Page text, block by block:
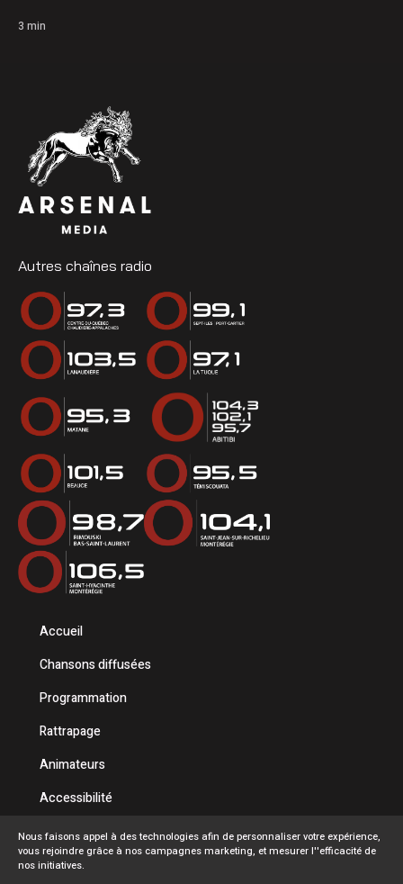
3 min
Autres chaînes radio
Accueil
Chansons diffusées
Programmation
Rattrapage
Animateurs
Accessibilité
Politique de confidentialité
Conditions d'utilisation
Nous faisons appel à des technologies afin de personnaliser votre expérience,
vous rejoindre grâce à nos campagnes marketing, et mesurer l''efficacité de
nos initiatives.